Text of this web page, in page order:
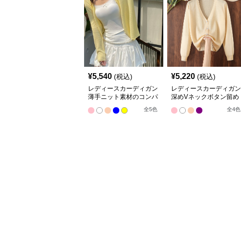
¥5,540 (税込)
レディースカーディガン
薄手ニット素材のコンパ
全5色
¥5,220 (税込)
レディースカーディガン
深めVネックボタン留め
ショート丈ニットカーデ
ィガン
全4色